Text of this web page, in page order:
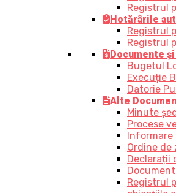
Registrul
Hotărârile
Registrul
Registrul
Documente
Bugetul
Execuție
Datorie
Alte
Minute
Procese
Informare
Ordine de
Declarații
Registrul